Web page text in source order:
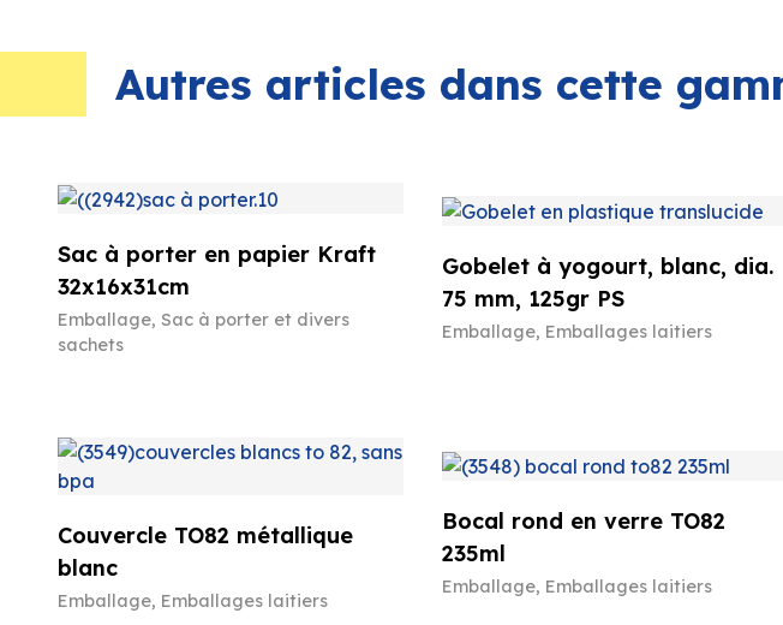
Autres articles dans cette
Sac à porter en papier Kraft
32x16x31cm
Emballage, Sac à porter et divers
sachets
Gobelet à yogourt, blanc, dia.
75 mm, 125gr PS
Emballage, Emballages laitiers
Couvercle TO82 métallique
blanc
Emballage, Emballages laitiers
Bocal rond en verre TO82
235ml
Emballage, Emballages laitiers